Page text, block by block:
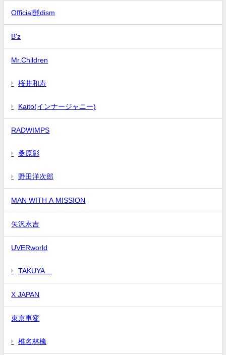
Official髭dism
B'z
Mr.Children
桜井和寿
Kaito(インナージャニー)
RADWIMPS
桑原彰
野田洋次郎
MAN WITH A MISSION
矢沢永吉
UVERworld
TAKUYA∞
X JAPAN
東京事変
椎名林檎